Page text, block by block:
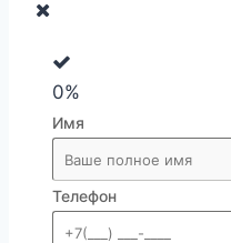
0%
Имя
Телефон